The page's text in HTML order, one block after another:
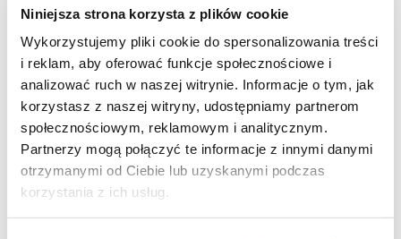
Niniejsza strona korzysta z plików cookie
Wykorzystujemy pliki cookie do spersonalizowania treści
i reklam, aby oferować funkcje społecznościowe i
analizować ruch w naszej witrynie. Informacje o tym, jak
korzystasz z naszej witryny, udostępniamy partnerom
społecznościowym, reklamowym i analitycznym.
Partnerzy mogą połączyć te informacje z innymi danymi
otrzymanymi od Ciebie lub uzyskanymi podczas
korzystania z ich usług.
zł​​​/​​​dzień
🟩 Pompka elektryczna Quechua – 5 zł​​​/​​​dzień
🟩 Pompka nożna kempingowa Quechua – 5 zł​​
👉 Zobacz profil i zarezerwuj wszystko​​​,​ czego
potrzebujesz​​​,​ w jednym miejscu!
🚚 Oferujemy dostawę i odbiór sprzętu na terenie
Warszawy – łącznie 50
odbiór). Płatność gotówką lub kartą przy odbiorze.